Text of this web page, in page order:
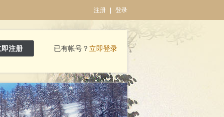
注册 登录
即注册 已有帐号？ 立即登录